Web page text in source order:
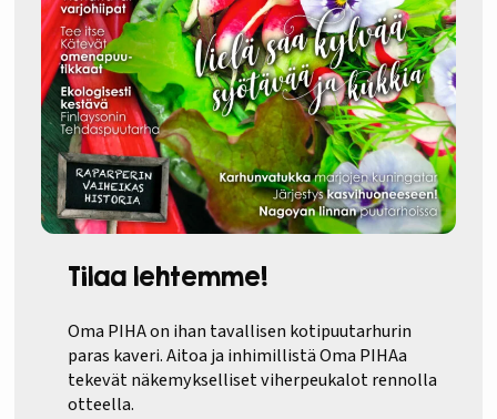
Tilaa lehtemme!
Oma PIHA on ihan tavallisen kotipuutarhurin
paras kaveri. Aitoa ja inhimillistä Oma PIHAa
tekevät näkemykselliset viherpeukalot rennolla
otteella.